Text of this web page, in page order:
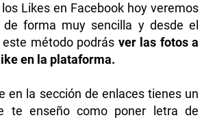
Likes en Facebook hoy veremos
forma muy sencilla y desde el
método podrás ver las fotos a
en la plataforma.
en la sección de enlaces tienes un
te enseño como poner letra de